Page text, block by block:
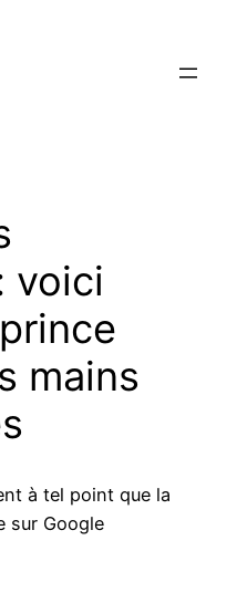
voici
mains
à tel point que la
sur Google